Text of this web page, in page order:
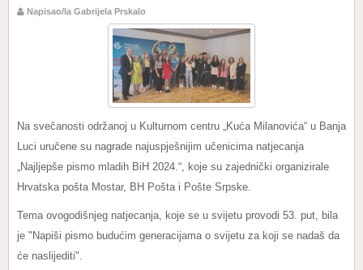
Napisao/la Gabrijela Prskalo
Na svečanosti održanoj u Kulturnom centru „Kuća Milanovića“ u Banja
Luci uručene su nagrade najuspješnijim učenicima natjecanja
„Najljepše pismo mladih BiH 2024.“, koje su zajednički organizirale
Hrvatska pošta Mostar, BH Pošta i Pošte Srpske.
Tema ovogodišnjeg natjecanja, koje se u svijetu provodi 53. put, bila
je "Napiši pismo budućim generacijama o svijetu za koji se nadaš da
će naslijediti".